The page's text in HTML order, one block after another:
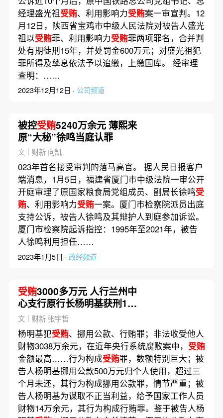
经理盛光祖受贿、利用影响力受贿案一审宣判。12
月12日，陕西省宝鸡市中级人民法院对被告人盛光
祖以受贿罪、利用影响力受贿罪两项罪名，合并判
处有期徒刑15年，并处罚金600万元；对盛光祖犯
罪所得及孳息依法予以追缴，上缴国库。 经审理
查明：……
2023年12月12日 · 公司频道
被控受贿5240万余元 薄熙来
原“大秘”徐鸣当庭认罪
文｜财新 向凯
023年首名接受审判的落马高官。 据人民日报客户
端消息，1月5日，福建省厦门市中级法院一审公开
开庭审理了原国家粮食局党组成员、副局长徐鸣受
贿、利用影响力受贿一案。厦门市检察院派员出庭
支持公诉，被告人徐鸣及其辩护人到庭参加诉讼。
厦门市检察院起诉指控：1995年至2021年，被告
人徐鸣利用担任……
2023年1月5日 · 政经频道
受贿3000多万元 人行兰州中
心支行原行长杨明基获刑15
年
文｜财新 张宇哲
杨明基犯受贿、挪用公款、行贿罪；非法收受他人
财物3038万余元，在近年央行系统腐败案中， 受贿
金额最高……行为构成受贿罪，数额特别巨大；被
告人杨明基挪用公款500万元归个人使用，超过三
个月未还，其行为构成挪用公款罪，情节严重；被
告人杨明基为谋取不正当利益，给予国家工作人员
财物14万余元，其行为构成行贿罪。鉴于被告人杨